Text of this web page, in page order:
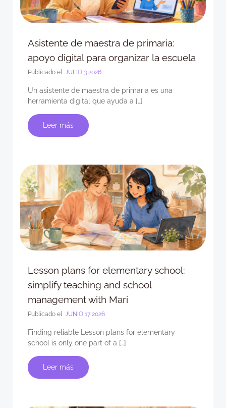
Asistente de maestra de primaria:
apoyo digital para organizar la escuela
Publicado el JULIO 3 2026
Un asistente de maestra de primaria es una
herramienta digital que ayuda a […]
Leer más
Lesson plans for elementary school:
simplify teaching and school
management with Mari
Publicado el JUNIO 17 2026
Finding reliable Lesson plans for elementary
school is only one part of a […]
Leer más